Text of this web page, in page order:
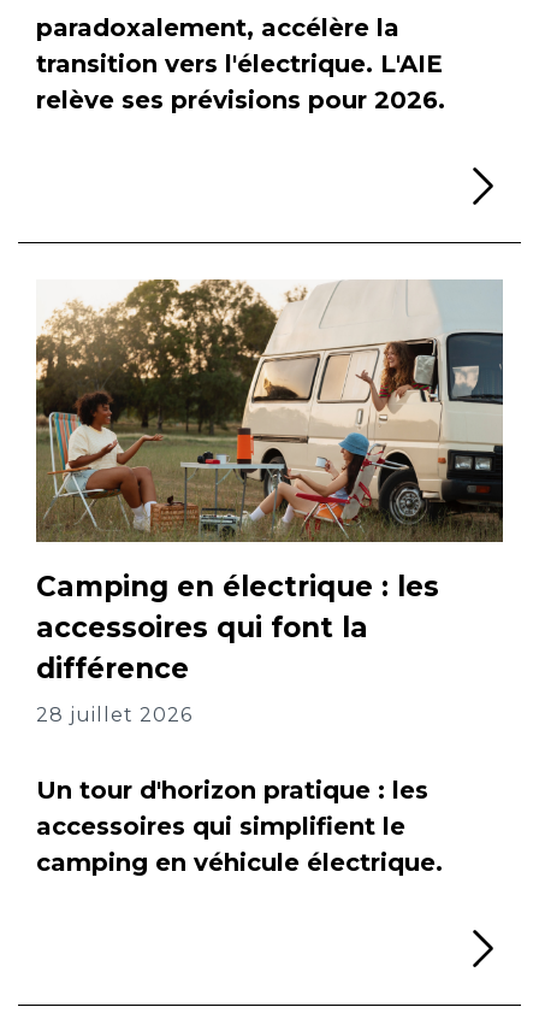
paradoxalement, accélère la
transition vers l'électrique. L'AIE
relève ses prévisions pour 2026.
Camping en électrique : les
accessoires qui font la
différence
28 juillet 2026
Un tour d'horizon pratique : les
accessoires qui simplifient le
camping en véhicule électrique.